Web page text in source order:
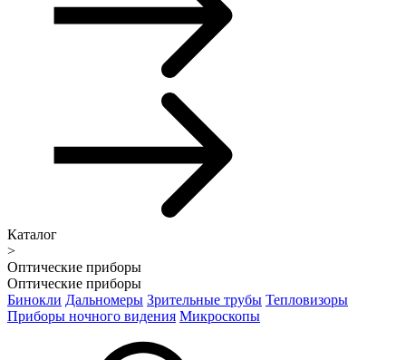
Каталог
>
Оптические приборы
Оптические приборы
Бинокли Дальномеры Зрительные трубы Тепловизоры
Приборы ночного видения Микроскопы